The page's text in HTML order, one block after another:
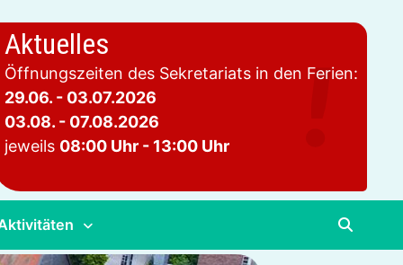
Aktuelles
Öffnungszeiten des Sekretariats in den Ferien:
29.06. - 03.07.2026
03.08. - 07.08.2026
jeweils 08:00 Uhr - 13:00 Uhr